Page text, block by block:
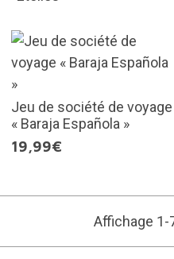
Jeu de société de voyage
« Baraja Española »
19,99€
Affichage 1-